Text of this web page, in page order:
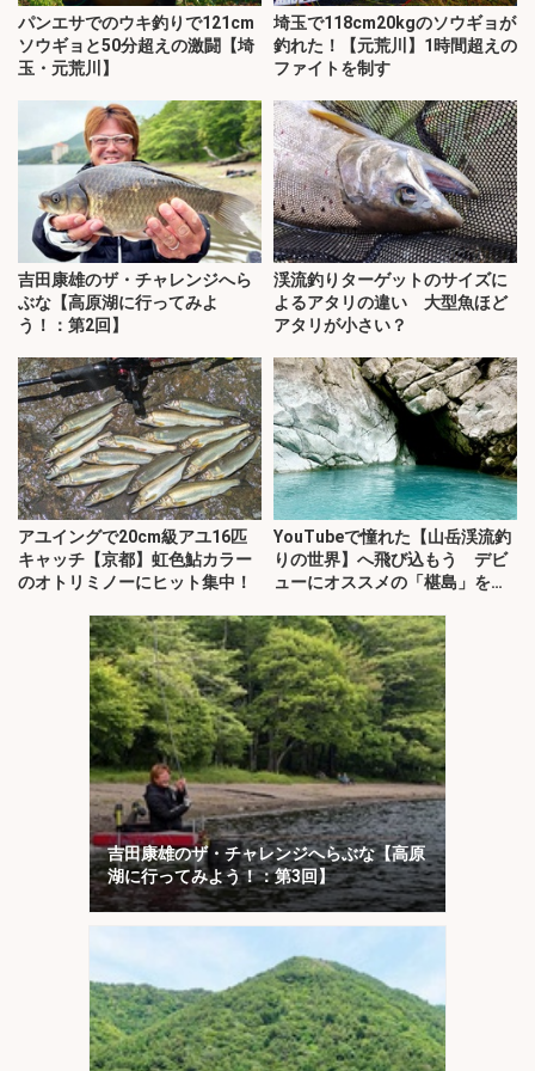
パンエサでのウキ釣りで121cm
ソウギョと50分超えの激闘【埼
玉・元荒川】
埼玉で118cm20kgのソウギョが
釣れた！【元荒川】1時間超えの
ファイトを制す
吉田康雄のザ・チャレンジへら
ぶな【高原湖に行ってみよ
う！：第2回】
渓流釣りターゲットのサイズに
よるアタリの違い 大型魚ほど
アタリが小さい？
アユイングで20cm級アユ16匹
キャッチ【京都】虹色鮎カラー
のオトリミノーにヒット集中！
YouTubeで憧れた【山岳渓流釣
りの世界】へ飛び込もう デビ
ューにオススメの「椹島」を紹
吉田康雄のザ・チャレンジへらぶな【高原
湖に行ってみよう！：第3回】